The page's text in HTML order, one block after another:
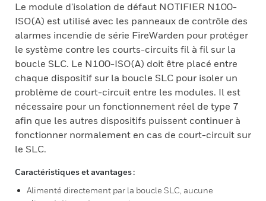
Le module d'isolation de défaut NOTIFIER N100-
ISO(A) est utilisé avec les panneaux de contrôle des
alarmes incendie de série FireWarden pour protéger
le système contre les courts-circuits fil à fil sur la
boucle SLC. Le N100-ISO(A) doit être placé entre
chaque dispositif sur la boucle SLC pour isoler un
problème de court-circuit entre les modules. Il est
nécessaire pour un fonctionnement réel de type 7
afin que les autres dispositifs puissent continuer à
fonctionner normalement en cas de court-circuit sur
le SLC.
Caractéristiques et avantages :
Alimenté directement par la boucle SLC, aucune